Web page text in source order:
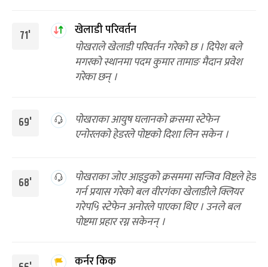
71'
खेलाडी परिवर्तन
पोखराले खेलाडी परिवर्तन गरेको छ । दिपेश बले
मगरको स्थानमा पदम कुमार तामाङ मैदान प्रवेश
गरेका छन् ।
69'
पोखराका आयुष घलानको क्रसमा स्टेफेन
एनोरलको हेडरले पोष्टको दिशा लिन सकेन ।
68'
पोखराका जोए आइडुको क्रसममा सन्जिव विष्टले हेड
गर्न प्रयास गरेको बल वीरगंका खेलाडीले क्लियर
गरेप५ि स्टेफेन अनोरले पाएका थिए । उनले बल
पोष्टमा प्रहार रग्न सकेनन् ।
कर्नर किक